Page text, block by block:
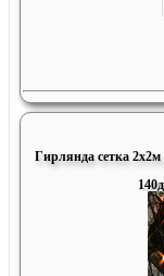
Гирлянда сетка